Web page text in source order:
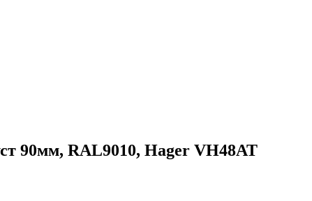
90мм, RAL9010, Hager VH48AT